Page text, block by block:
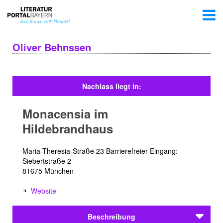
Oliver Behnssen
Nachlass liegt in:
Monacensia im
Hildebrandhaus
Maria-Theresia-Straße 23 Barrierefreier Eingang:
Siebertstraße 2
81675 München
Website
Beschreibung